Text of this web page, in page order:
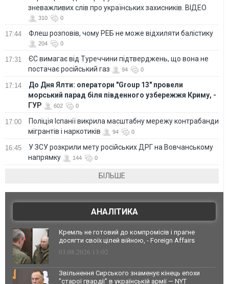
зневажливих слів про українських захисників. ВІДЕО
310 0
17:44 Флеш розповів, чому РЕБ не може відхиляти балістику
204 0
17:31
ЄС вимагає від Туреччини підтверджень, що вона не
постачає російський газ
94 0
17:14
До Дня Ялти: оператори "Group 13" провели
морський парад біля південного узбережжя Криму, -
ГУР
602 0
17:00
Поліція Іспанії викрила масштабну мережу контрабанди
мігрантів і наркотиків
94 0
16:45
У ЗСУ розкрили мету російських ДРГ на Вовчанському
напрямку
144 0
БІЛЬШЕ
АНАЛІТИКА
Кремль не готовий до компромісів і прагне
досягти своїх цілей війною, - Foreign Affairs
03.08.2026 13:02
Звільнення Сирського знаменує кінець епохи
"старої гвардії" в українській армії — NYT